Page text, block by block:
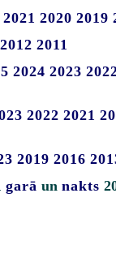
2021 2020 2019
2012 2011
2024 2023
2022 2021
2019 2016
garā un nakts